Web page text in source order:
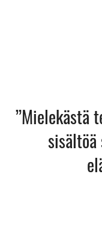
”Mielekästä
sisältöä